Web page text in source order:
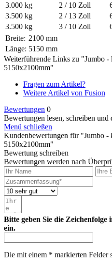
3.000 kg
2 / 10 Zoll
3.500 kg
2 / 13 Zoll
3.500 kg
3 / 10 Zoll
Breite: 2100 mm
Länge: 5150 mm
Weiterführende Links zu "Jumbo
5150x2100mm"
Fragen zum Artikel?
Weitere Artikel von Fusion
Bewertungen 0
Bewertungen lesen, schreiben und
Menü schließen
Kundenbewertungen für "Jumbo
5150x2100mm"
Bewertung schreiben
Bewertungen werden nach
Bitte geben Sie die Zeichenfolge
ein.
Die mit einem * markierten Felder